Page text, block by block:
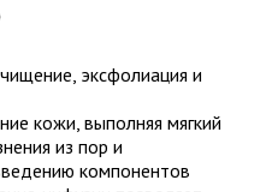
эксфолиация и
кожи, выполняя мягкий
из пор и
компонентов